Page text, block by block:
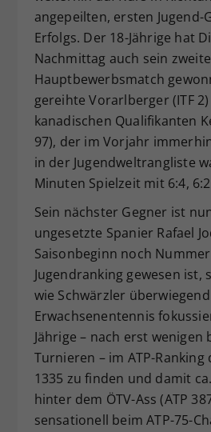
angepeilten, ersten Jugend-
Erfolgs. Der 18-Jährige hat
Nachmittag auch sein
Hauptbewerbsmatch
gereihte Vorarlberger (ITF
kanadischen Qualifikanten
97), der im Vorjahr
in der Jugendweltrangliste
Minuten Spielzeit mit 6:4,
Sein nächster Gegner ist
ungesetzte Spanier Rafael
Saisonbeginn noch
Jugendranking gewesen ist,
wie Schwärzler
Erwachsenentennis
Jährige – nach erst
Turnieren – im ATP-
1335 zu finden und damit
hinter dem ÖTV-Ass (ATP
sensationell beim ATP-75-
Zweck
Dieser Wert
Einstellungen.
zufällig generierte
historische
vorgenommen
Webseiten-
hat.